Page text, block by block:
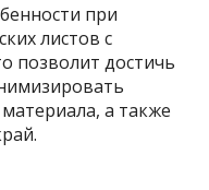
при
листов с
позволит достичь
а также